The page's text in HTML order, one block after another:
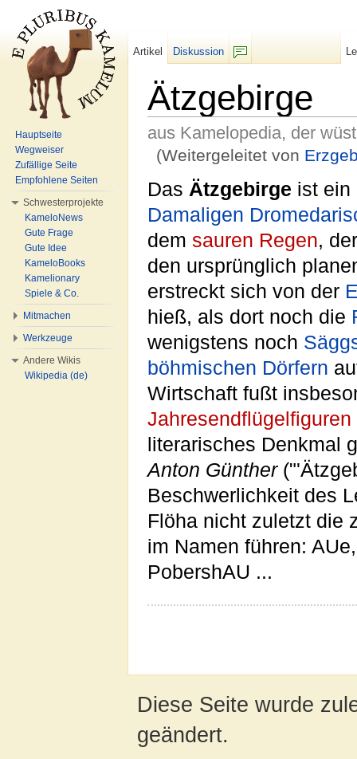
Ätzgebirge
aus Kamelopedia, der
(Weitergeleitet von
Das Ätzgebirge ist ein
Damaligen
dem sauren Regen,
den ursprünglich
erstreckt sich von der
hieß, als dort noch die
wenigstens noch
böhmischen Dörfern
Wirtschaft fußt
Jahresendflügelfiguren
literarisches Denkmal
Anton Günther
Beschwerlichkeit des
Flöha nicht zuletzt die
im Namen führen:
PobershAU ...
Artikel
Diskussion
Hauptseite
Wegweiser
Zufällige Seite
Empfohlene Seiten
Schwesterprojekte
KameloNews
Gute Frage
Gute Idee
KameloBooks
Kamelionary
Spiele & Co.
Mitmachen
Werkzeuge
Andere Wikis
Wikipedia (de)
Diese Seite wurde
geändert.